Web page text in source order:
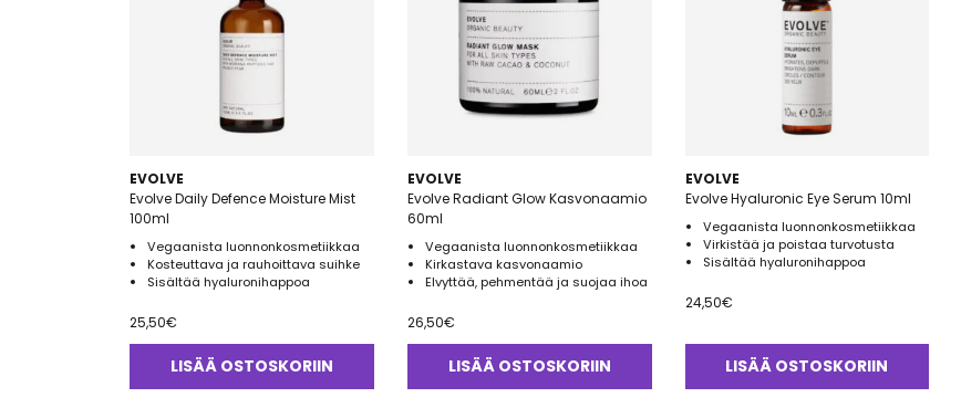
EVOLVE
Evolve Daily Defence Moisture Mist
100ml
Vegaanista luonnonkosmetiikkaa
Kosteuttava ja rauhoittava suihke
Sisältää hyaluronihappoa
25,50€
LISÄÄ OSTOSKORIIN
EVOLVE
Evolve Radiant Glow Kasvonaamio
60ml
Vegaanista luonnonkosmetiikkaa
Kirkastava kasvonaamio
Elvyttää, pehmentää ja suojaa ihoa
26,50€
LISÄÄ OSTOSKORIIN
EVOLVE
Evolve Hyaluronic Eye Serum 10ml
Vegaanista luonnonkosmetiikkaa
Virkistää ja poistaa turvotusta
Sisältää hyaluronihappoa
24,50€
LISÄÄ OSTOSKORIIN